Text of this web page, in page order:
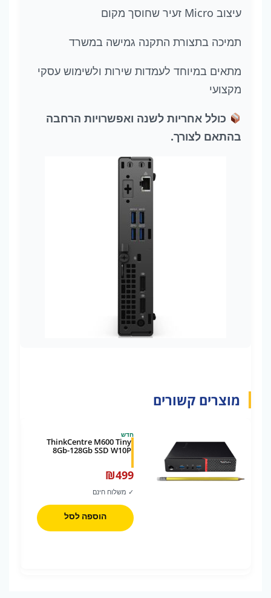
עיצוב Micro זעיר שחוסך מקום
תמיכה בתצורת התקנה גמישה במשרד
מתאים במיוחד לעמדות שירות ולשימוש עסקי
מקצועי
כולל אחריות לשנה ואפשרויות הרחבה
בהתאם לצורך.
מוצרים קשורים
חדש
ThinkCentre M600 Tiny
8Gb-128Gb SSD W10P
₪499
✓ משלוח חינם
הוספה לסל